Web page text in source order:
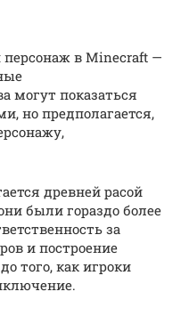
в Minecraft —
могут показаться
но предполагается,
древней расой
были гораздо более
за
и построение
того, как игроки